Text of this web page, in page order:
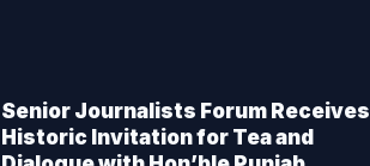
Senior Journalists Forum Receives
Historic Invitation for Tea and